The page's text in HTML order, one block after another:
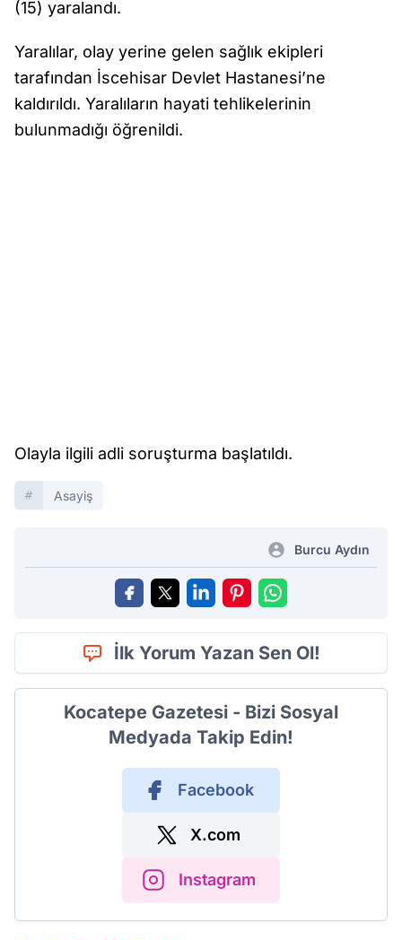
(15) yaralandı.
Yaralılar, olay yerine gelen sağlık ekipleri
tarafından İscehisar Devlet Hastanesi’ne
kaldırıldı. Yaralıların hayati tehlikelerinin
bulunmadığı öğrenildi.
Olayla ilgili adli soruşturma başlatıldı.
Asayiş
Burcu Aydın
İlk Yorum Yazan Sen Ol!
Kocatepe Gazetesi - Bizi Sosyal
Medyada Takip Edin!
Facebook
X.com
Instagram